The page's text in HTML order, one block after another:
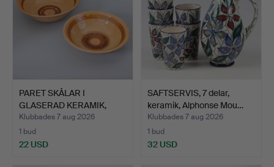
PARET SKÅLAR I
GLASERAD KERAMIK,
MODELL 2 …
Klubbades 7 aug 2026
1 bud
22 USD
SAFTSERVIS, 7 delar,
keramik, Alphonse Mou…
Klubbades 7 aug 2026
1 bud
32 USD